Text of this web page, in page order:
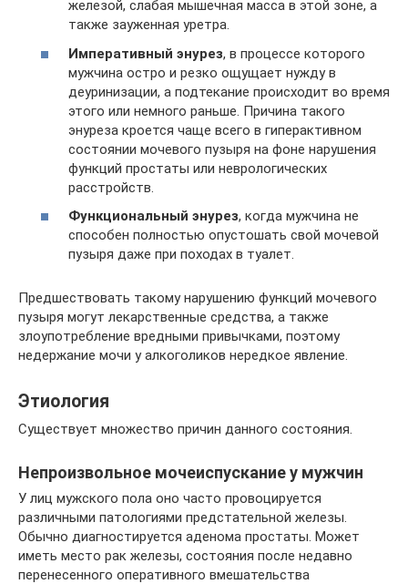
железой, слабая мышечная масса в этой зоне, а
также зауженная уретра.
Императивный энурез, в процессе которого
мужчина остро и резко ощущает нужду в
деуринизации, а подтекание происходит во время
этого или немного раньше. Причина такого
энуреза кроется чаще всего в гиперактивном
состоянии мочевого пузыря на фоне нарушения
функций простаты или неврологических
расстройств.
Функциональный энурез, когда мужчина не
способен полностью опустошать свой мочевой
пузыря даже при походах в туалет.
Предшествовать такому нарушению функций мочевого
пузыря могут лекарственные средства, а также
злоупотребление вредными привычками, поэтому
недержание мочи у алкоголиков нередкое явление.
Этиология
Существует множество причин данного состояния.
Непроизвольное мочеиспускание у мужчин
У лиц мужского пола оно часто провоцируется
различными патологиями предстательной железы.
Обычно диагностируется аденома простаты. Может
иметь место рак железы, состояния после недавно
перенесенного оперативного вмешательства